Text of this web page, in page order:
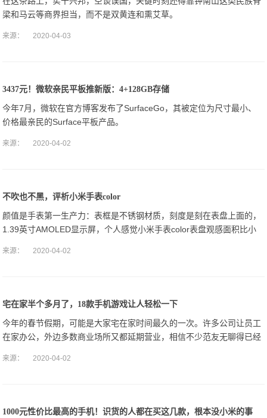
梁和马云等商界担当，而不是双黄连和熏艾草。
来源： 2020-04-03
3437元！微软亲民平板推新版：4+128GB存储
今年7月，微软在官方博客发布了SurfaceGo，其被定位为尺寸最小、
价格最亲民的Surface平板产品。
来源： 2020-04-02
不吹也不黑，评析小米手表color
颜值是手表第一生产力：表框是不锈钢材质，刻度是刻在表盘上面的，
1.39英寸AMOLED显示屏，个人感觉小米手表color表盘观感面积比小
测。
来源： 2020-04-02
宅在家半个多月了，18款手机游戏让人轻松一下​
今年的春节假期，可能是大家宅在家时间最久的一次。许多公司让员工
在家办公，外边多数商业场所又都延期营业，相信不少范友无聊得已经
想找点乐
来源： 2020-04-02
1000元性价比最高的手机！识货的人都在买这几款，根本没小米的事